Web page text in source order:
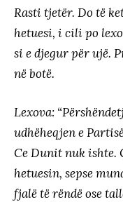
Rasti tjetër. Do të
hetuesi, i cili po
si e djegur për ujë.
në botë.
Lexova:
udhëheqjen e
Ce Dunit nuk ishte.
hetuesin, sepse
fjalë të rëndë ose